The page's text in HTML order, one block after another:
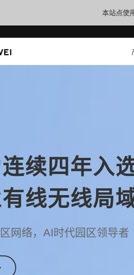
本站点使
续四年入
线无线局
网络，AI时代园区领导者